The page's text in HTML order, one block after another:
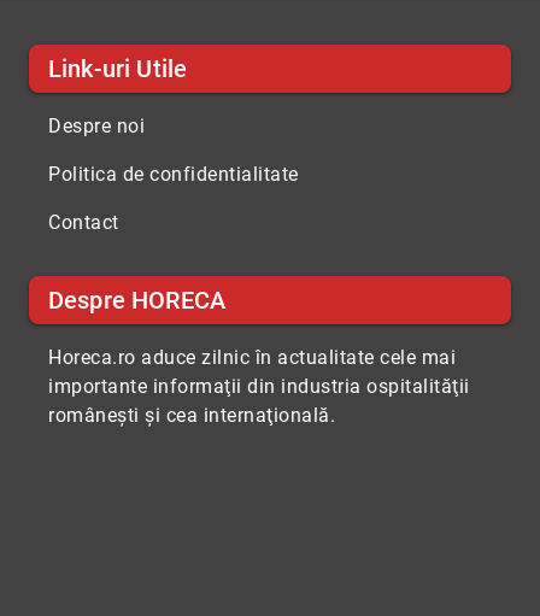
Link-uri Utile
Despre noi
Politica de confidentialitate
Contact
Despre HORECA
Horeca.ro aduce zilnic în actualitate cele mai
importante informaţii din industria ospitalităţii
româneşti şi cea internaţională.